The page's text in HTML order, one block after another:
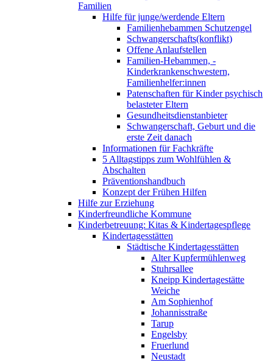
Familien
Hilfe für junge/werdende Eltern
Familienhebammen Schutzengel
Schwangerschafts(konflikt)
Offene Anlaufstellen
Familien-Hebammen, -
Kinderkrankenschwestern,
Familienhelfer:innen
Patenschaften für Kinder psychisch
belasteter Eltern
Gesundheitsdienstanbieter
Schwangerschaft, Geburt und die
erste Zeit danach
Informationen für Fachkräfte
5 Alltagstipps zum Wohlfühlen &
Abschalten
Präventionshandbuch
Konzept der Frühen Hilfen
Hilfe zur Erziehung
Kinderfreundliche Kommune
Kinderbetreuung: Kitas & Kindertagespflege
Kindertagesstätten
Städtische Kindertagesstätten
Alter Kupfermühlenweg
Stuhrsallee
Kneipp Kindertagestätte
Weiche
Am Sophienhof
Johannisstraße
Tarup
Engelsby
Fruerlund
Neustadt